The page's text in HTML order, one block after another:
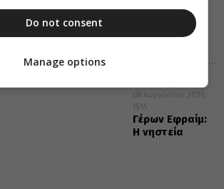
08 Αυγούστου 2026
15:15
Γέρων Εφραίμ:
Η νηστεία
Do not consent
Manage options